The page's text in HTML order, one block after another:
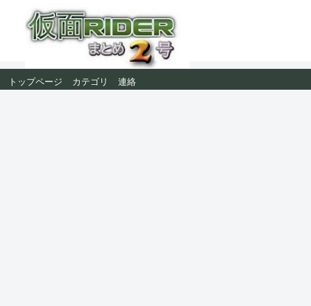
トップページ カテゴリ 連絡